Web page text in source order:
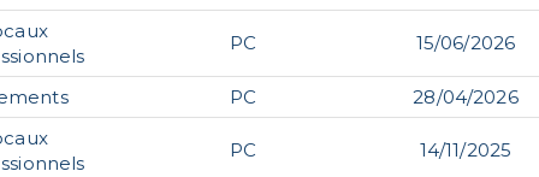
PC 15/06/2026
PC
28/04/2026
PC 14/11/2025